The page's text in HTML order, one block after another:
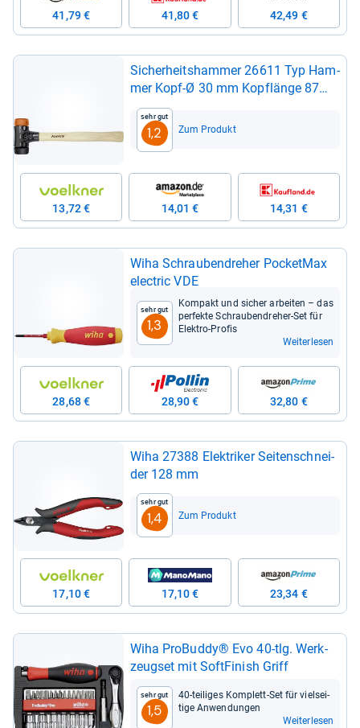
41,79 € 41,80 € 42,49 €
Sicher­heits­ham­mer 26611 Typ Ham­
mer Kopf-​Ø 30 mm Kopf­länge 87
mm Gesamt­länge 290 mm Gewicht
300 g
Sehr gut
1,2 Zum Produkt
13,72 € 14,01 € 14,31 €
Wiha Schrau­ben­dre­her Pocket­Max
elec­tric VDE
Sehr gut
1,3
Kom­pakt und sicher arbei­ten – das
per­fekte Schrau­ben­dre­her-​Set für
Elek­tro-​Pro­fis
Weiterlesen
28,68 € 28,90 € 32,80 €
Wiha 27388 Elek­tri­ker Sei­ten­schnei­
der 128 mm
Sehr gut
1,4 Zum Produkt
17,10 € 17,10 € 23,34 €
Wiha Pro­Buddy® Evo 40-​tlg. Werk­
zeug­set mit Soft­Fi­nish Griff
Sehr gut
1,5
40-​tei­li­ges Kom­plett-​Set für viel­sei­
tige Anwen­dun­gen
Weiterlesen